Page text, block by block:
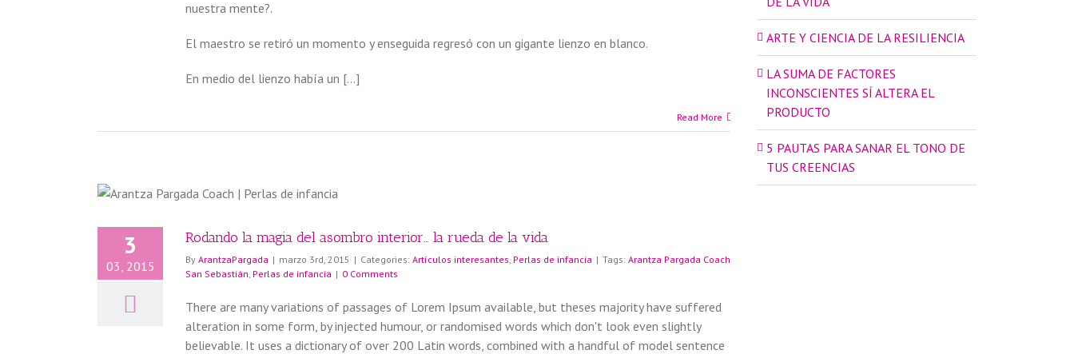
nuestra mente?.
El maestro se retiró un momento y enseguida regresó con un gigante lienzo en blanco.
En medio del lienzo había un […]
Read More
3
03, 2015
Rodando la magia del asombro interior… la rueda de la vida
By ArantzaPargada | marzo 3rd, 2015 | Categories: Artículos interesantes, Perlas de infancia | Tags: Arantza Pargada Coach
San Sebastián, Perlas de infancia | 0 Comments
There are many variations of passages of Lorem Ipsum available, but theses majority have suffered
alteration in some form, by injected humour, or randomised words which don't look even slightly
believable. It uses a dictionary of over 200 Latin words, combined with a handful of model sentence
ARTE Y CIENCIA DE LA RESILIENCIA
LA SUMA DE FACTORES
INCONSCIENTES SÍ ALTERA EL
PRODUCTO
5 PAUTAS PARA SANAR EL TONO DE
TUS CREENCIAS